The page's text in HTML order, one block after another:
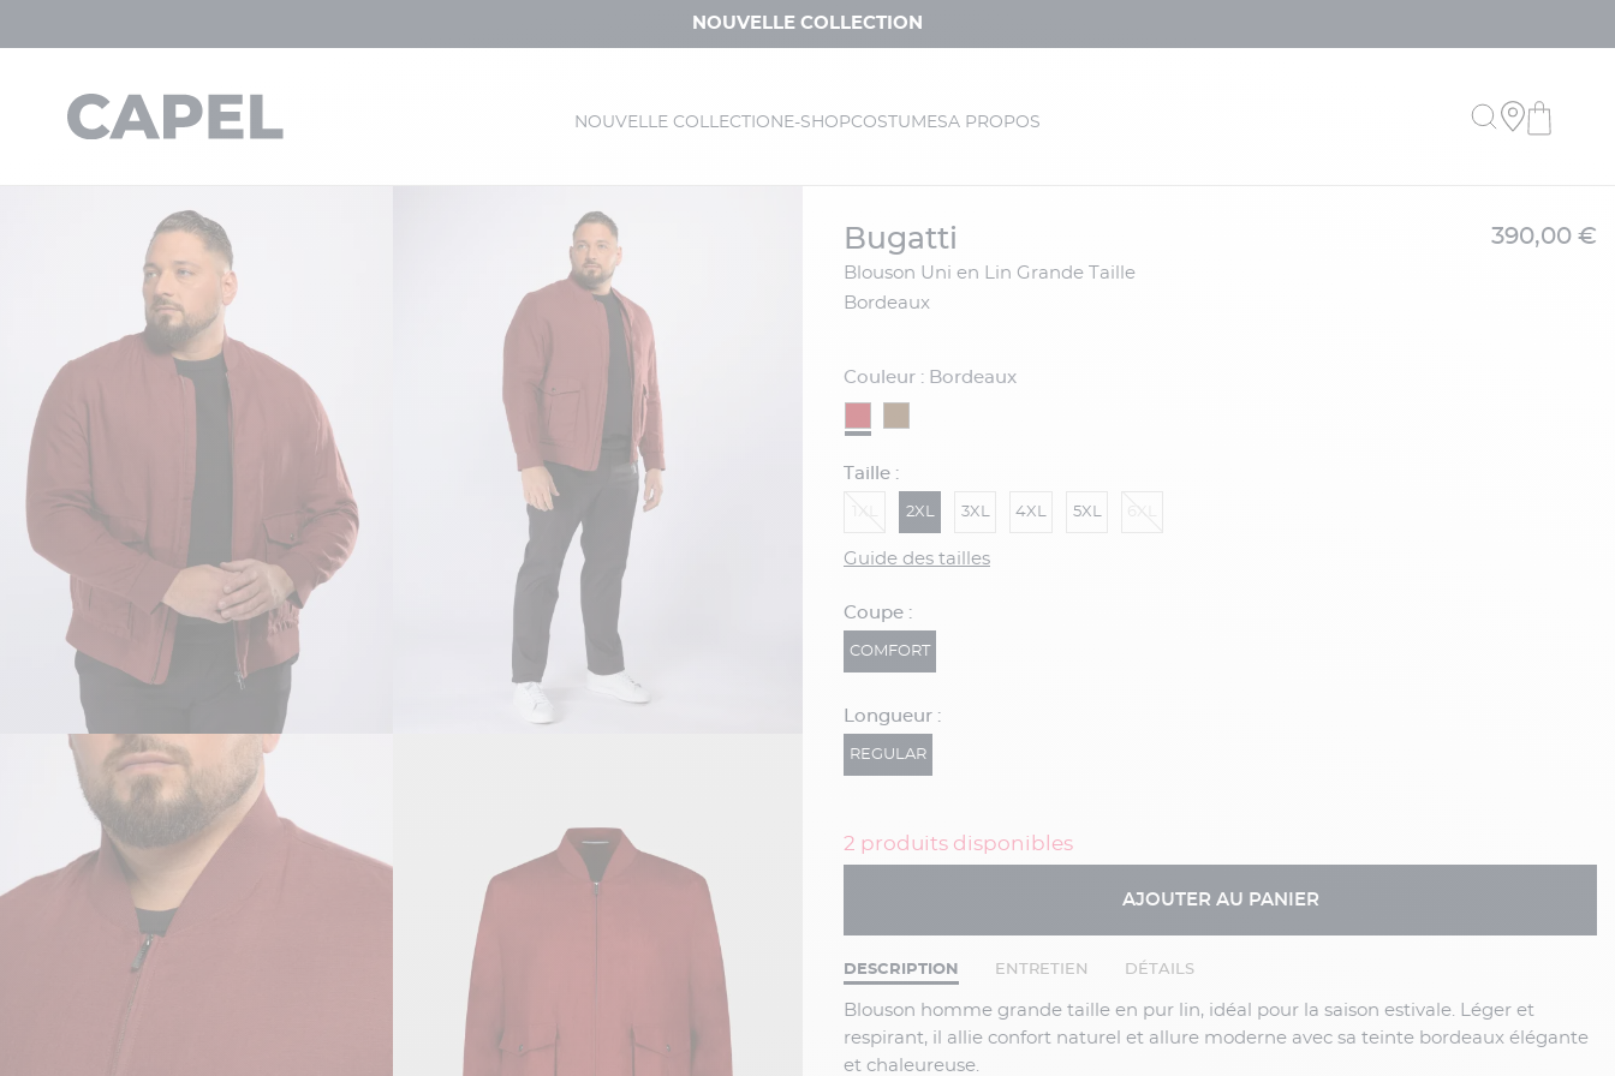
NOUVELLE COLLECTION
NOUVELLE COLLECTION E-SHOPCOSTUMESA PROPOS
bugatti
Blouson Uni en Lin Grande Taille
Bordeaux
390,00 €
Couleur : Bordeaux
Taille :
2XL 3XL 4XL 5XL
Guide des tailles
Coupe :
COMFORT
Longueur :
REGULAR
2 produits disponibles
AJOUTER AU PANIER
DESCRIPTION ENTRETIEN DÉTAILS
Blouson homme grande taille en pur lin, idéal pour la saison estivale. Léger et
respirant, il allie confort naturel et allure moderne avec sa teinte bordeaux élégante
et chaleureuse.